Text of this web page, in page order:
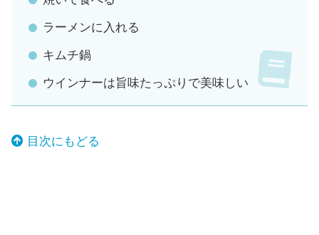
ラーメンに入れる
キムチ鍋
ウインナーは旨味たっぷりで美味しい
目次にもどる